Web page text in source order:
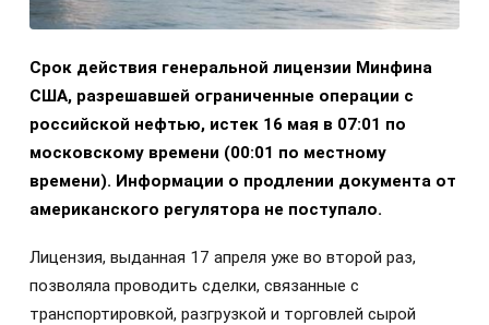
Срок действия генеральной лицензии Минфина
США, разрешавшей ограниченные операции с
российской нефтью, истек 16 мая в 07:01 по
московскому времени (00:01 по местному
времени). Информации о продлении документа от
американского регулятора не поступало.
Лицензия, выданная 17 апреля уже во второй раз,
позволяла проводить сделки, связанные с
транспортировкой, разгрузкой и торговлей сырой